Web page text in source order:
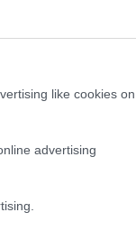
like cookies on
advertising
νέα
να